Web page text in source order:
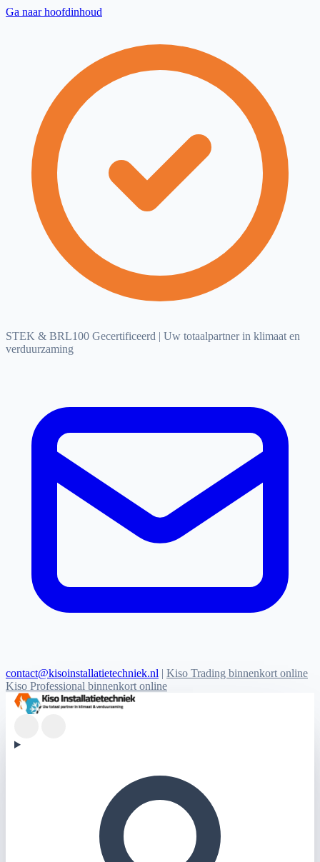
Ga naar hoofdinhoud
STEK & BRL100 Gecertificeerd | Uw totaalpartner in klimaat en
verduurzaming
contact@kisoinstallatietechniek.nl | Kiso Trading binnenkort online
Kiso Professional binnenkort online